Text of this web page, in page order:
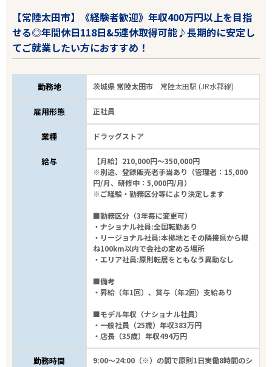
【常陸太田市】《経験者歓迎》年収400万円以上を目指
せる◎年間休日118日&5連休取得可能♪長期的に安定し
てご就業したい方におすすめ！
勤務地 茨城県 常陸太田市 常陸太田駅 (JR水郡線)
雇用形態 正社員
業種 ドラッグストア
給与
【月給】210,000円～350,000円
※別途、登録販売者手当あり（管理者：15,000
円/月、研修中：5,000円/月）
※ご経験・勤務区分等により決定します
■勤務区分（3年毎に変更可）
・ナショナル社員:全国転勤あり
・リージョナル社員:本拠地とその隣接県から概
ね100km以内で会社の定める場所
・エリア社員:原則転居をともなう異動なし
■備考
・昇給（年1回）、賞与（年2回）支給あり
■モデル年収（ナショナル社員）
・一般社員（25歳）年収383万円
・店長（35歳）年収494万円
勤務時間
9:00～24:00（※）の間で原則1日実働8時間のシ